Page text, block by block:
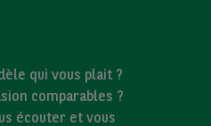
qui vous plait ?
comparables ?
écouter et vous